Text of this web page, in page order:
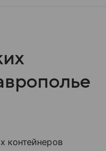
контейнеров